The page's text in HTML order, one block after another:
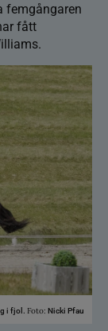
femgångaren
fått
i fjol. Foto: Nicki Pfau